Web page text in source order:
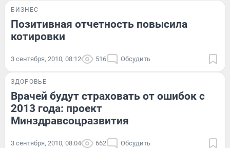
БИЗНЕС
Позитивная отчетность повысила
котировки
3 сентября, 2010, 08:12 516 Обсудить
ЗДОРОВЬЕ
Врачей будут страховать от ошибок с
2013 года: проект
Минздравсоцразвития
3 сентября, 2010, 08:04 662 Обсудить